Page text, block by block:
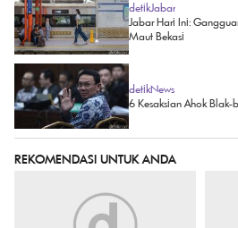
detikJabar
Jabar Hari Ini:
Maut Bekasi
detikNews
6 Kesaksian Ahok
REKOMENDASI UNTUK ANDA